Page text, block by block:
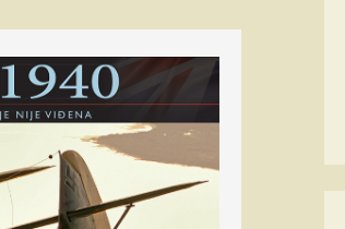
Миле М. Павичић
Франце Пирц
Зденко Улепић
Виктор Бубањ
2021